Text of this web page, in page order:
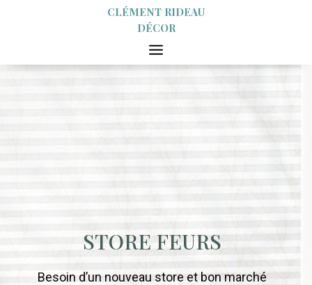
CLÉMENT RIDEAU
DÉCOR
STORE FEURS
Besoin d’un nouveau store et bon marché